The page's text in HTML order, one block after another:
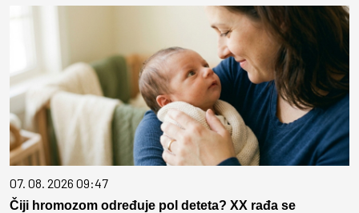
07. 08. 2026 09:47
Čiji hromozom određuje pol deteta? XX rađa se